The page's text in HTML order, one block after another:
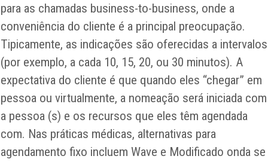
para as chamadas business-to-business, onde a
conveniência do cliente é a principal preocupação.
Tipicamente, as indicações são oferecidas a intervalos
(por exemplo, a cada 10, 15, 20, ou 30 minutos). A
expectativa do cliente é que quando eles “chegar” em
pessoa ou virtualmente, a nomeação será iniciada com
a pessoa (s) e os recursos que eles têm agendada
com. Nas práticas médicas, alternativas para
agendamento fixo incluem Wave e Modificado onda se